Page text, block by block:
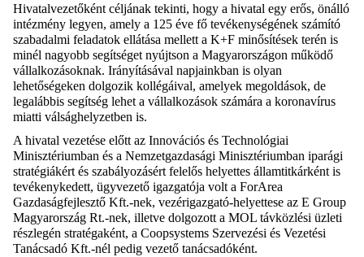
Hivatalvezetőként céljának tekinti, hogy a hivatal egy erős, önálló
intézmény legyen, amely a 125 éve fő tevékenységének számító
szabadalmi feladatok ellátása mellett a K+F minősítések terén is
minél nagyobb segítséget nyújtson a Magyarországon működő
vállalkozásoknak. Irányításával napjainkban is olyan
lehetőségeken dolgozik kollégáival, amelyek megoldások, de
legalábbis segítség lehet a vállalkozások számára a koronavírus
miatti válsághelyzetben is.
A hivatal vezetése előtt az Innovációs és Technológiai
Minisztériumban és a Nemzetgazdasági Minisztériumban iparági
stratégiákért és szabályozásért felelős helyettes államtitkárként is
tevékenykedett, ügyvezető igazgatója volt a ForArea
Gazdaságfejlesztő Kft.-nek, vezérigazgató-helyettese az E Group
Magyarország Rt.-nek, illetve dolgozott a MOL távközlési üzleti
részlegén stratégaként, a Coopsystems Szervezési és Vezetési
Tanácsadó Kft.-nél pedig vezető tanácsadóként.